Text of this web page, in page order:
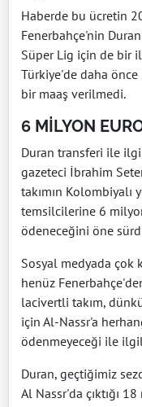
Haberde bu ücretin
Fenerbahçe'nin
Süper Lig için de bir
Türkiye'de daha
bir maaş verilmedi.
6 MİLYON
Duran transferi ile
gazeteci İbrahim
takımın Kolombiyalı
temsilcilerine 6
ödeneceğini öne
Sosyal medyada çok
henüz
lacivertli takım,
için Al-Nassr'a
ödenmeyeceği ile
Duran, geçtiğimiz
Al Nassr'da çıktığı